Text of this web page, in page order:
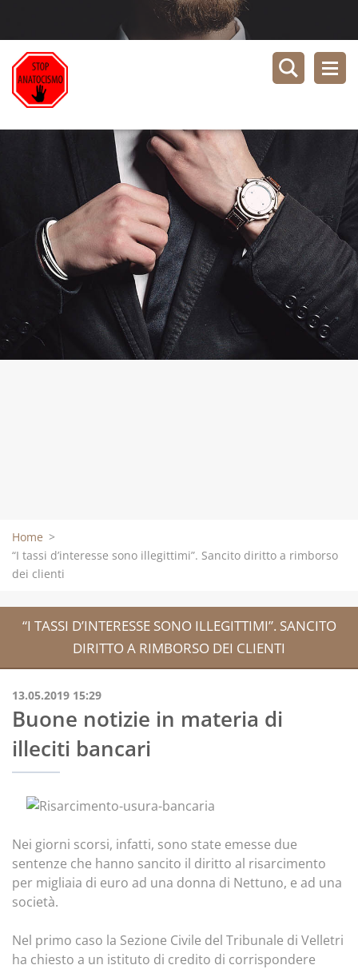
Home >
“I tassi d’interesse sono illegittimi”. Sancito diritto a rimborso
dei clienti
“I TASSI D’INTERESSE SONO ILLEGITTIMI”. SANCITO
DIRITTO A RIMBORSO DEI CLIENTI
13.05.2019 15:29
Buone notizie in materia di
illeciti bancari
Nei giorni scorsi, infatti, sono state emesse due
sentenze che hanno sancito il diritto al risarcimento
per migliaia di euro ad una donna di Nettuno, e ad una
società.
Nel primo caso la Sezione Civile del Tribunale di Velletri
ha chiesto a un istituto di credito di corrispondere